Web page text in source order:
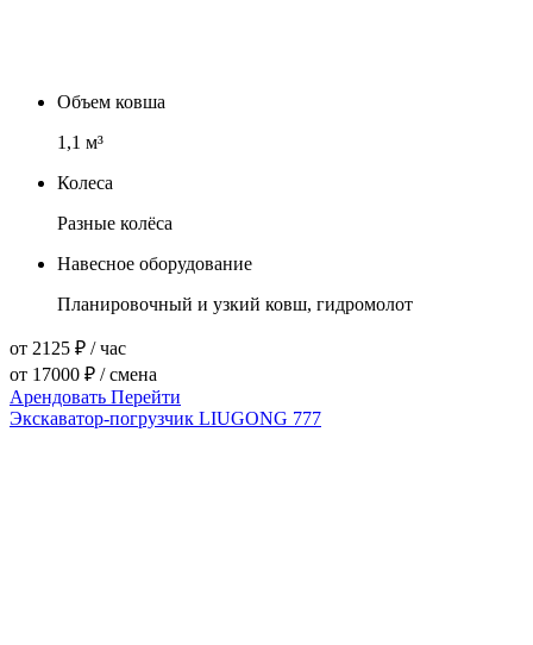
Объем ковша
1,1 м³
Колеса
Разные колёса
Навесное оборудование
Планировочный и узкий ковш, гидромолот
от 2125 ₽ / час
от 17000 ₽ / смена
Арендовать Перейти
Экскаватор-погрузчик LIUGONG 777